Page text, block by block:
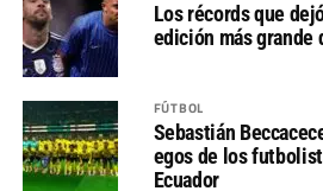
Los récords que
edición más grande
FÚTBOL
Sebastián
egos de los
Ecuador